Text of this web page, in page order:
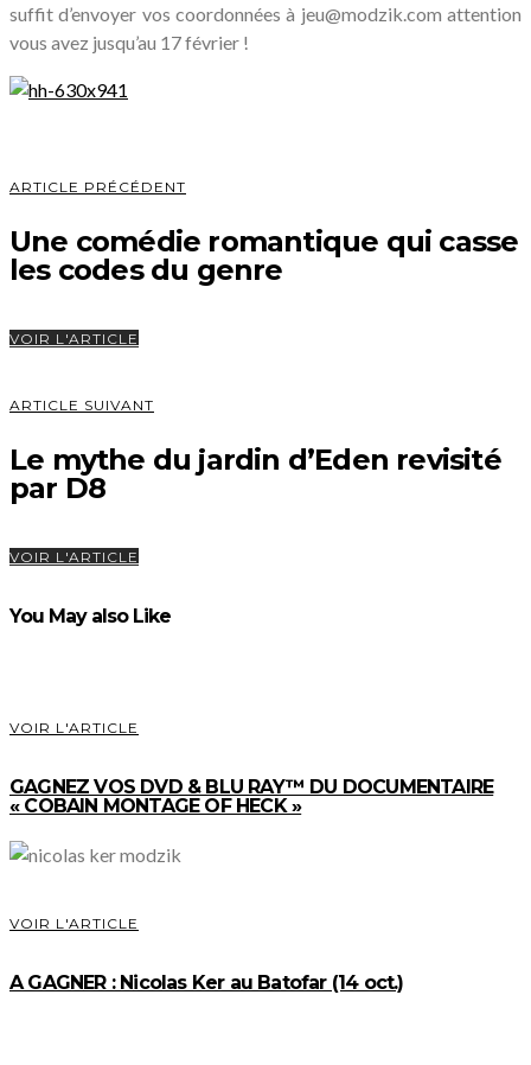
suffit d’envoyer vos coordonnées à jeu@modzik.com attention
vous avez jusqu’au 17 février !
ARTICLE PRÉCÉDENT
Une comédie romantique qui casse
les codes du genre
VOIR L'ARTICLE
ARTICLE SUIVANT
Le mythe du jardin d’Eden revisité
par D8
VOIR L'ARTICLE
You May also Like
VOIR L'ARTICLE
GAGNEZ VOS DVD & BLU RAY™ DU DOCUMENTAIRE
« COBAIN MONTAGE OF HECK »
VOIR L'ARTICLE
A GAGNER : Nicolas Ker au Batofar (14 oct.)